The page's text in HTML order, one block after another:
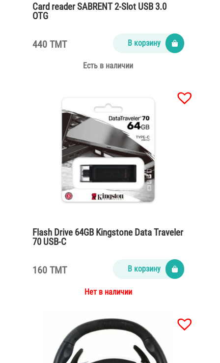
Card reader SABRENT 2-Slot USB 3.0
OTG
440 TMT В корзину
Есть в наличии
Flash Drive 64GB Kingstone Data Traveler
70 USB-C
160 TMT В корзину
Нет в наличии